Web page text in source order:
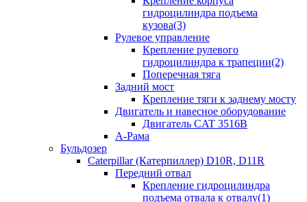
гидроцилиндра подъема
кузова(3)
Рулевое управление
Крепление рулевого
гидроцилиндра к трапеции(2)
Поперечная тяга
Задний мост
Крепление тяги к заднему мосту
Двигатель и навесное оборудование
Двигатель CAT 3516B
А-Рама
Бульдозер
Caterpillar (Катерпиллер) D10R, D11R
Передний отвал
Крепление гидроцилиндра
подъема отвала к отвалу(1)